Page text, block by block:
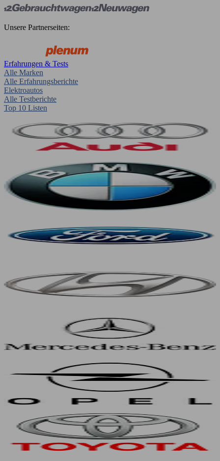
Unsere Partnerseiten:
Erfahrungen & Tests
Alle Marken
Alle Erfahrungsberichte
Elektroautos
Alle Testberichte
Top 10 Listen